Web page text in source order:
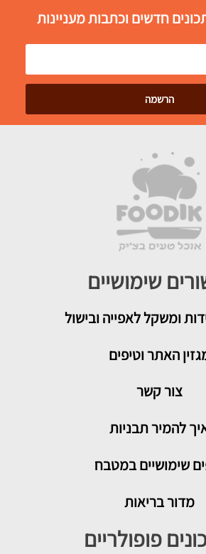
חדשים וכתבות מעניינות
שימושיים
ומשקל לאפייה ובישול
האתר וטיפים
צור קשר
להמיר תבניות
שימושיים במטבח
מדור בריאות
פופולריים